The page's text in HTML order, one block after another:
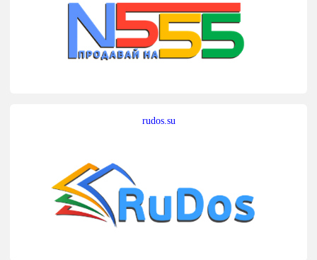
rudos.su